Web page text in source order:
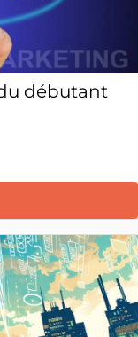
débutant